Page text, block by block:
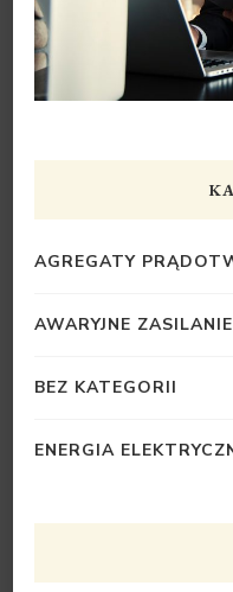
AGREGATY
AWARYJNE ZASILANIE
BEZ KATEGORII
ENERGIA